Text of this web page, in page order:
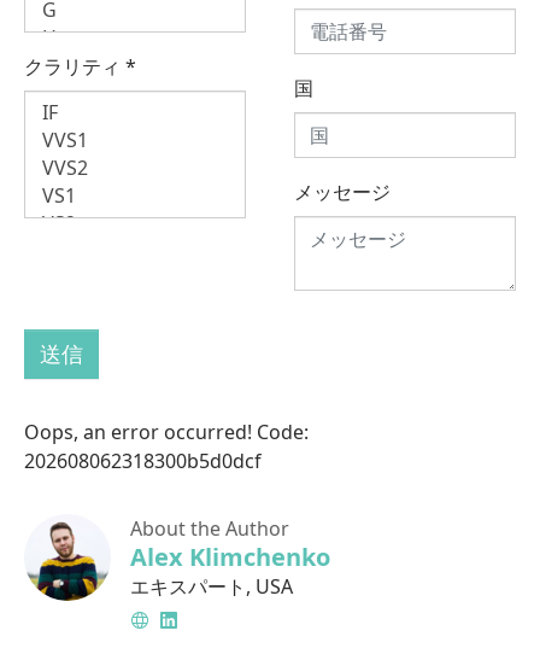
クラリティ *
国
メッセージ
送信
Oops, an error occurred! Code:
202608062318300b5d0dcf
About the Author
Alex Klimchenko
エキスパート , USA
WebsiteLinkedIn